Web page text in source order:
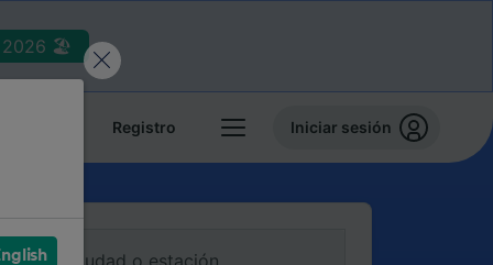
2026 🏖️
Registro Iniciar sesión